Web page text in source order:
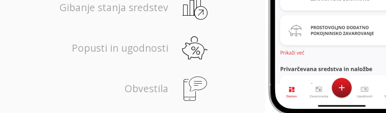
Gibanje stanja sredstev
Popusti in ugodnosti
Obvestila